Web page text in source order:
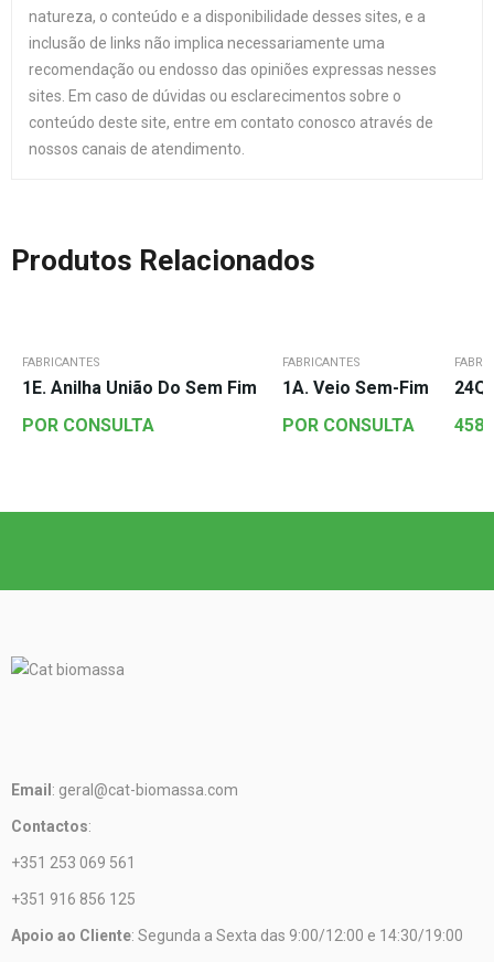
natureza, o conteúdo e a disponibilidade desses sites, e a
inclusão de links não implica necessariamente uma
recomendação ou endosso das opiniões expressas nesses
sites. Em caso de dúvidas ou esclarecimentos sobre o
conteúdo deste site, entre em contato conosco através de
nossos canais de atendimento.
Produtos Relacionados
FABRICANTES
1E. Anilha União Do Sem Fim
POR CONSULTA
FABRICANTES
1A. Veio Sem-Fim
POR CONSULTA
Email : geral@cat-biomassa.com
Contactos:
+351 253 069 561
+351 916 856 125
Apoio ao Cliente: Segunda a Sexta das 9:00/12:00 e 14:30/19:00